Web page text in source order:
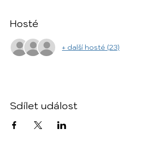
Hosté
+ další hosté (23)
Sdílet událost